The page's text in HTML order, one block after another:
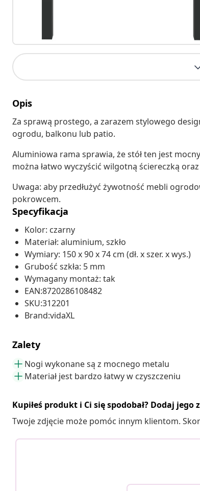
Opis
Za sprawą prostego, a zarazem stylowego
ogrodu, balkonu lub patio.
Aluminiowa rama sprawia, że stół ten jest
można łatwo wyczyścić wilgotną ściereczką
Uwaga: aby przedłużyć żywotność mebli
pokrowcem.
Specyfikacja
Kolor: czarny
Materiał: aluminium, szkło
Wymiary: 150 x 90 x 74 cm (dł. x szer. x wys.)
Grubość szkła: 5 mm
Wymagany montaż: tak
EAN:8720286108482
SKU:312201
Brand:vidaXL
Zalety
Nogi wykonane są z mocnego metalu
Materiał jest bardzo łatwy w czyszczeniu
Kupiłeś produkt i Ci się spodobał? Dodaj jego
Twoje zdjęcie może pomóc innym klientom.